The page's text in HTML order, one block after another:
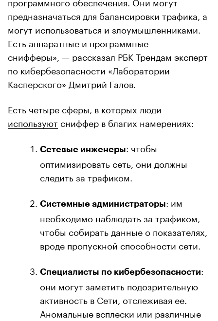
предназначаться для балансировки трафика, а
могут использоваться и злоумышленниками.
Есть аппаратные и программные
снифферы», — рассказал РБК Трендам эксперт
по кибербезопасности «Лаборатории
Касперского» Дмитрий Галов.
Есть четыре сферы, в которых люди
используют сниффер в благих намерениях:
Сетевые инженеры: чтобы
оптимизировать сеть, они должны
следить за трафиком.
Системные администраторы: им
необходимо наблюдать за трафиком,
чтобы собирать данные о показателях,
вроде пропускной способности сети.
Специалисты по кибербезопасности:
они могут заметить подозрительную
активность в Сети, отслеживая ее.
Аномальные всплески или различные